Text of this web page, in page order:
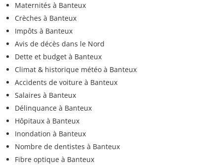
Maternités à Banteux
Crèches à Banteux
Impôts à Banteux
Avis de décès dans le Nord
Dette et budget à Banteux
Climat & historique météo à Banteux
Accidents de voiture à Banteux
Salaires à Banteux
Délinquance à Banteux
Hôpitaux à Banteux
Inondation à Banteux
Nombre de dentistes à Banteux
Fibre optique à Banteux